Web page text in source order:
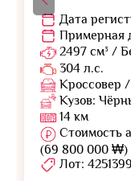
Дата
Примерная
2497 см³ /
304 л.с.
Кроссовер
Кузов:
14 км
Стоимость
(69 800 000 ₩)
Лот: